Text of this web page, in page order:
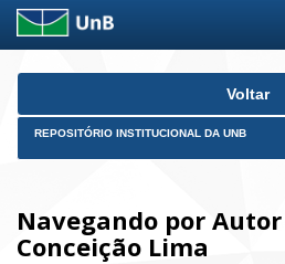
Skip
Voltar
REPOSITÓRIO INSTITUCIONAL DA UNB
Navegando por
Conceição Lima